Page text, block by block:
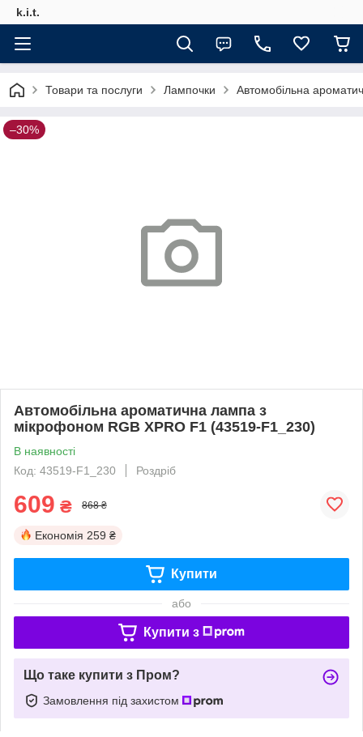
k.i.t.
Товари та послуги Лампочки Автомобільна
–30%
Автомобільна ароматична лампа з
мікрофоном RGB XPRO F1 (43519-F1_230)
В наявності
Код: 43519-F1_230
Роздріб
609 ₴ 868 ₴
Економія 259 ₴
Купити
або
Купити з
Що таке купити з Пром?
Замовлення під захистом